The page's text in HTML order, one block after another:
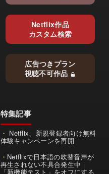
Netflix作品
カスタム検索
広告つきプラン
視聴不可作品
特集記事
Netflix、新規登録者向け無料
体験キャンペーンを再開
Netflixで日本語の吹替音声が
再生されない不具合発生中｜
「新機能テスト」をオフにする